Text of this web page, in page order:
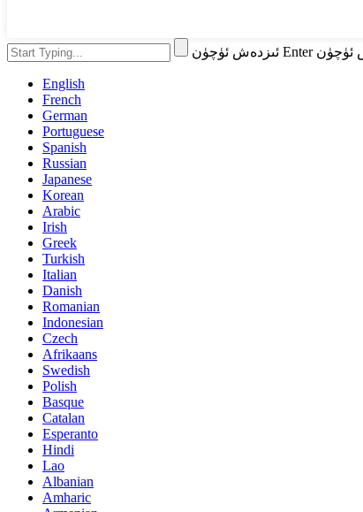
English
French
German
Portuguese
Spanish
Russian
Japanese
Korean
Arabic
Irish
Greek
Turkish
Italian
Danish
Romanian
Indonesian
Czech
Afrikaans
Swedish
Polish
Basque
Catalan
Esperanto
Hindi
Lao
Albanian
Amharic